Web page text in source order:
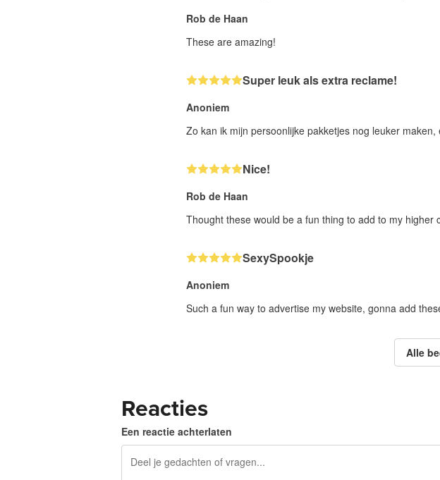
Rob de Haan
These are amazing!
Super leuk als extra reclame!
Anoniem
Zo kan ik mijn persoonlijke pakketjes nog leuker
Nice!
Rob de Haan
Thought these would be a fun thing to add to my
SexySpookje
Anoniem
Such a fun way to advertise my website, gonna add
Alle
Reacties
Een reactie achterlaten